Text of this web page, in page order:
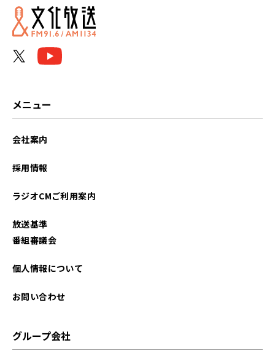
2026年02月
2025年05月
2025年02月
メニュー
会社案内
採用情報
ラジオCMご利用案内
放送基準
番組審議会
個人情報について
お問い合わせ
グループ会社